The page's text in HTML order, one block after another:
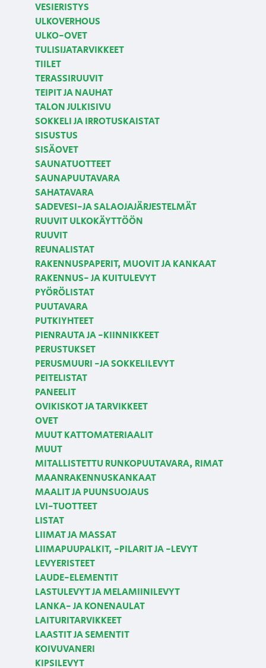
VESIERISTYS
ULKOVERHOUS
ULKO-OVET
TULISIJATARVIKKEET
TIILET
TERASSIRUUVIT
TEIPIT JA NAUHAT
TALON JULKISIVU
SOKKELI JA IRROTUSKAISTAT
SISUSTUS
SISÄOVET
SAUNATUOTTEET
SAUNAPUUTAVARA
SAHATAVARA
SADEVESI-JA SALAOJAJÄRJESTELMÄT
RUUVIT ULKOKÄYTTÖÖN
RUUVIT
REUNALISTAT
RAKENNUSPAPERIT, MUOVIT JA KANKAAT
RAKENNUS- JA KUITULEVYT
PYÖRÖLISTAT
PUUTAVARA
PUTKIYHTEET
PIENRAUTA JA -KIINNIKKEET
PERUSTUKSET
PERUSMUURI -JA SOKKELILEVYT
PEITELISTAT
PANEELIT
OVIKISKOT JA TARVIKKEET
OVET
MUUT KATTOMATERIAALIT
MUUT
MITALLISTETTU RUNKOPUUTAVARA, RIMAT
MAANRAKENNUSKANKAAT
MAALIT JA PUUNSUOJAUS
LVI-TUOTTEET
LISTAT
LIIMAT JA MASSAT
LIIMAPUUPALKIT, -PILARIT JA -LEVYT
LEVYERISTEET
LAUDE-ELEMENTIT
LASTULEVYT JA MELAMIINILEVYT
LANKA- JA KONENAULAT
LAITURITARVIKKEET
LAASTIT JA SEMENTIT
KOIVUVANERI
KIPSILEVYT